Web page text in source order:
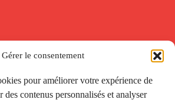
Gérer le consentement
pour améliorer votre expérience de
contenus personnalisés et analyser
vente
Côté Courrier